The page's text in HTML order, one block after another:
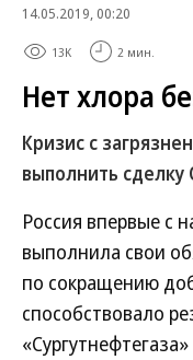
14.05.2019, 00:20
13K 2 мин.
Нет хлора
Кризис с
выполнить сделку
Россия впервые с
выполнила свои
по сокращению
способствовало